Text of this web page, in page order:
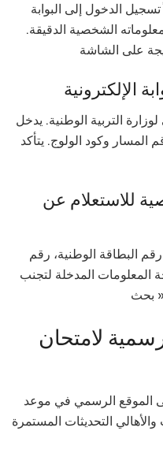
تسجيل الدخول إلى البوابة
الشخصية الدقيقة.
التربية الوطنية. يدخل
المسار وكود الولوج. يتأكد
للاستعلام عن
رقم البطاقة الوطنية، رقم
المعلومات المدخلة لتجنب
بحث
لامتحان
الموقع الرسمي في موعد
التحديثات المستمرة